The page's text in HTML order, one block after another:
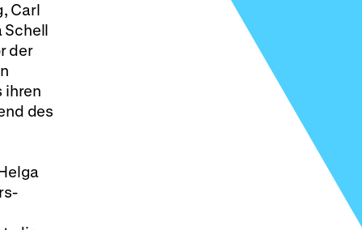
Carl
der
ihren
des